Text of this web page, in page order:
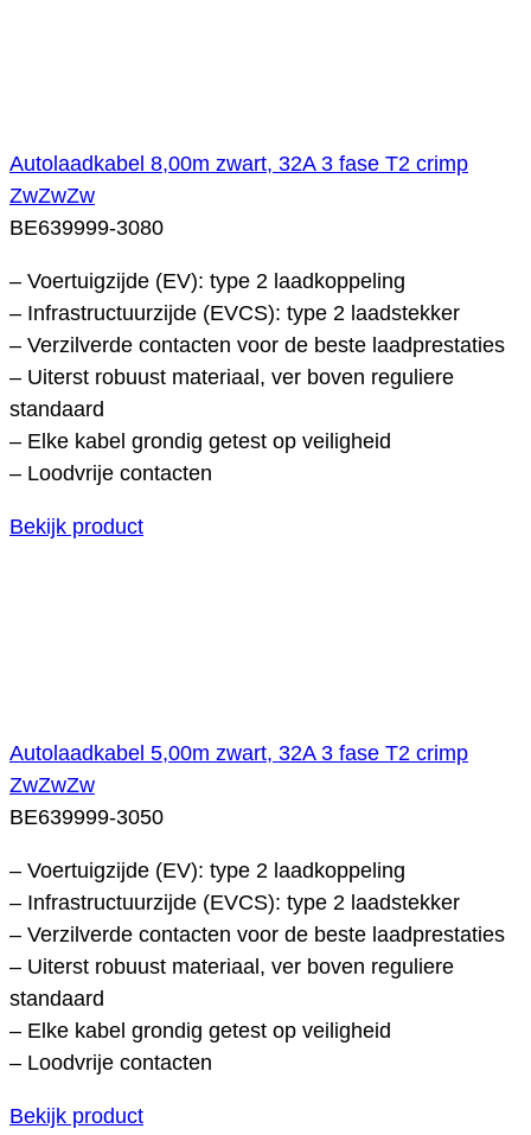
Autolaadkabel 8,00m zwart, 32A 3 fase T2 crimp
ZwZwZw
BE639999-3080
– Voertuigzijde (EV): type 2 laadkoppeling
– Infrastructuurzijde (EVCS): type 2 laadstekker
– Verzilverde contacten voor de beste laadprestaties
– Uiterst robuust materiaal, ver boven reguliere
standaard
– Elke kabel grondig getest op veiligheid
– Loodvrije contacten
Bekijk product
Autolaadkabel 5,00m zwart, 32A 3 fase T2 crimp
ZwZwZw
BE639999-3050
– Voertuigzijde (EV): type 2 laadkoppeling
– Infrastructuurzijde (EVCS): type 2 laadstekker
– Verzilverde contacten voor de beste laadprestaties
– Uiterst robuust materiaal, ver boven reguliere
standaard
– Elke kabel grondig getest op veiligheid
– Loodvrije contacten
Bekijk product